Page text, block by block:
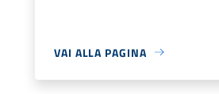
VAI ALLA PAGINA